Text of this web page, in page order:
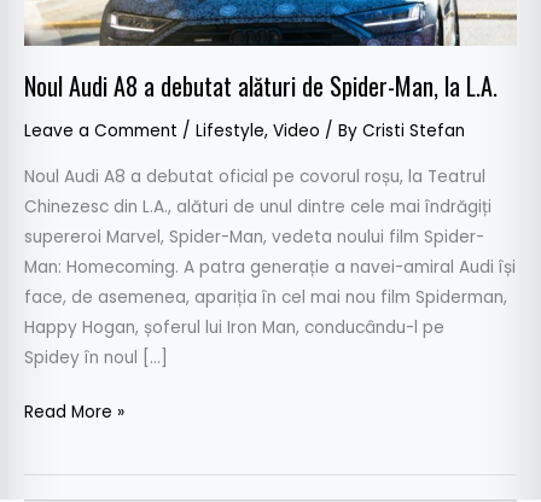
Noul Audi A8 a debutat alături de Spider-Man, la L.A.
Leave a Comment / Lifestyle, Video / By Cristi Stefan
Noul Audi A8 a debutat oficial pe covorul roșu, la Teatrul
Chinezesc din L.A., alături de unul dintre cele mai îndrăgiți
supereroi Marvel, Spider-Man, vedeta noului film Spider-
Man: Homecoming. A patra generație a navei-amiral Audi își
face, de asemenea, apariția în cel mai nou film Spiderman,
Happy Hogan, șoferul lui Iron Man, conducându-l pe
Spidey în noul […]
Spider-
Man,
la
L.A.
Read More »